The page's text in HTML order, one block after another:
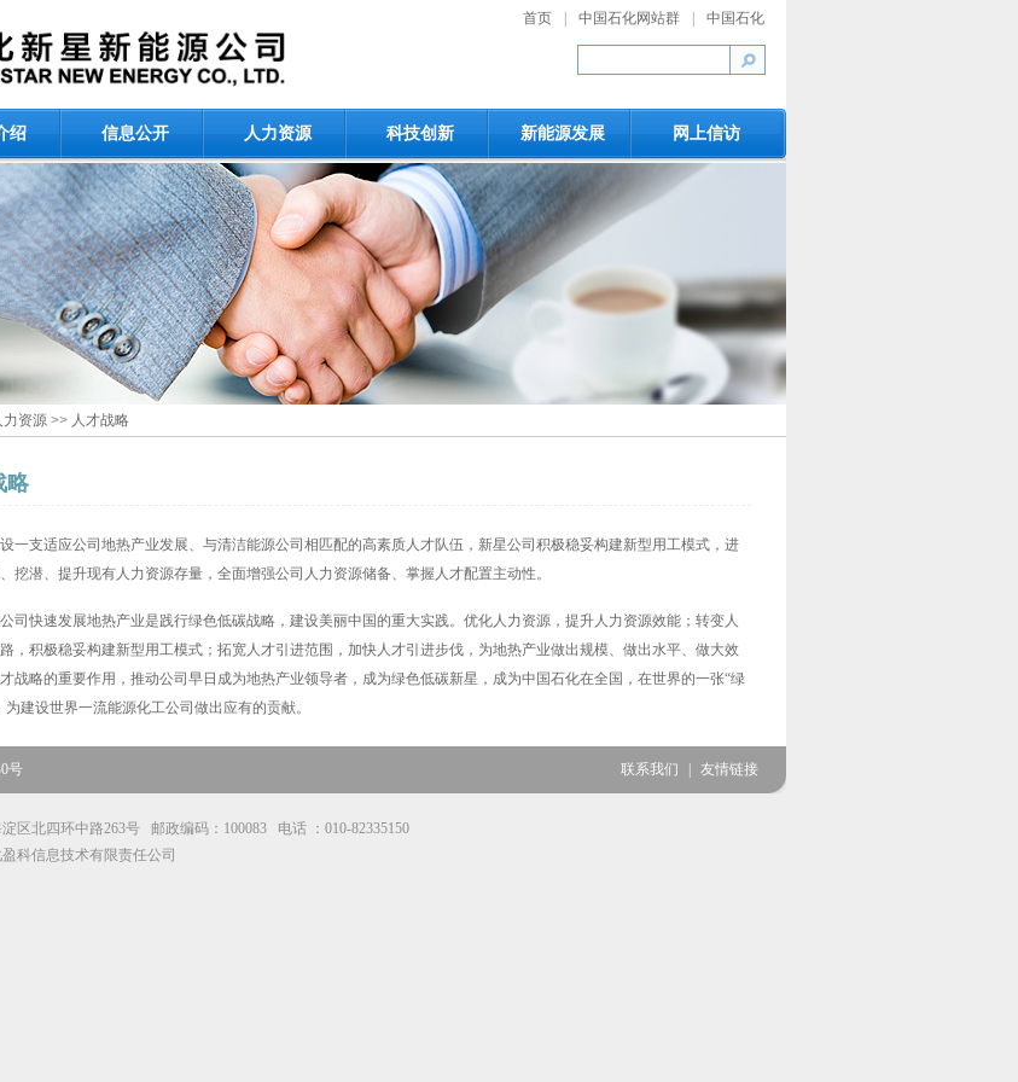
首页 中国石化网站群 中国石化
绍 信息公开 人力资源 科技创新 新能源发展 网上信访
力资源 >> 人才战略
略
一支适应公司地热产业发展、与清洁能源公司相匹配的高素质人才队伍，新星公司积极稳妥构建新型用工模式，进
挖潜、提升现有人力资源存量，全面增强公司人力资源储备、掌握人才配置主动性。
司快速发展地热产业是践行绿色低碳战略，建设美丽中国的重大实践。优化人力资源，提升人力资源效能；转变人
，积极稳妥构建新型用工模式；拓宽人才引进范围，加快人才引进步伐，为地热产业做出规模、做出水平、做大效
战略的重要作用，推动公司早日成为地热产业领导者，成为绿色低碳新星，成为中国石化在全国，在世界的一张“绿
为建设世界一流能源化工公司做出应有的贡献。​
号 联系我们 友情链接
区北四环中路263号 邮政编码：100083 电话 ：010-82335150
科信息技术有限责任公司